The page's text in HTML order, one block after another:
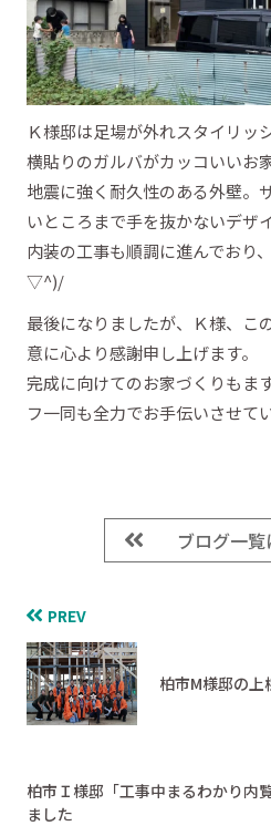
Ｋ様邸は足場が外れスタイリッ
横貼りのガルバがカッコいいお
地震に強く耐久性のある外壁。
いところまで手を抜かないデザ
内装の工事も順調に進んでおり
▽^)/
最後になりましたが、Ｋ様、こ
意に心より感謝申し上げます。
完成に向けてのお家づくりもま
フ一同も全力でお手伝いさせて
ブログ一覧
PREV
柏市M様邸の
柏市Ｉ様邸「工事中まるわかり内
ました